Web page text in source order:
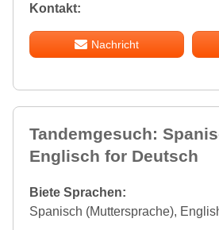
Kontakt:
Nachricht
Tandemgesuch:
Englisch for Deutsch
Biete Sprachen:
Spanisch (Muttersprache),